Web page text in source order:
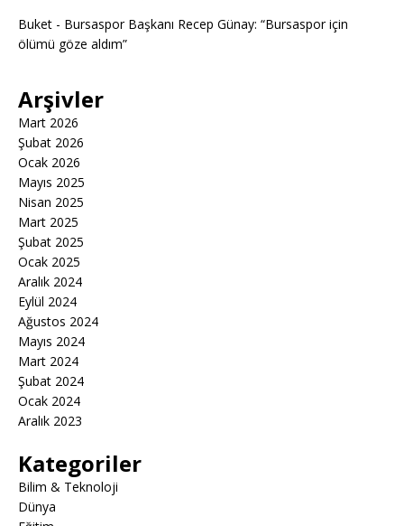
Buket - Bursaspor Başkanı Recep Günay: “Bursaspor için
ölümü göze aldım”
Arşivler
Mart 2026
Şubat 2026
Ocak 2026
Mayıs 2025
Nisan 2025
Mart 2025
Şubat 2025
Ocak 2025
Aralık 2024
Eylül 2024
Ağustos 2024
Mayıs 2024
Mart 2024
Şubat 2024
Ocak 2024
Aralık 2023
Kategoriler
Bilim & Teknoloji
Dünya